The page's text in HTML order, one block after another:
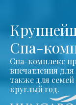
Спа-
Спа-комплекс
впечатления
также для
круглый год.